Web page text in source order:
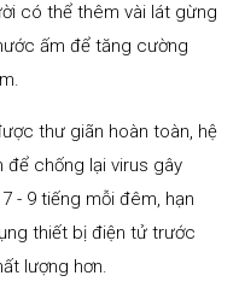
có thể thêm vài lát gừng
ấm để tăng cường
thư giãn hoàn toàn, hệ
để chống lại virus gây
- 9 tiếng mỗi đêm, hạn
thiết bị điện tử trước
lượng hơn.